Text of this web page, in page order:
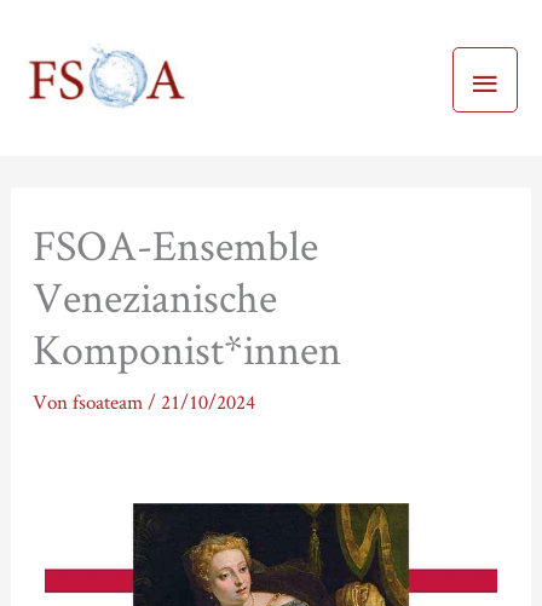
springen
FSOA-Ensemble
Venezianische
Komponist*innen
Vonfsoateam/ 21/10/2024